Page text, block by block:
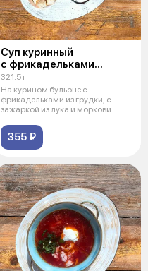
Суп куринный
с фрикадельками
и птитимом
321.5 г
На курином бульоне с
фрикадельками из грудки, с
зажаркой из лука и моркови.
355 ₽